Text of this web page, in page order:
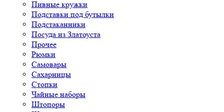
Пивные кружки
Подставки под бутылки
Подстаканники
Посуда из Златоуста
Прочее
Рюмки
Самовары
Сахарницы
Стопки
Чайные наборы
Штопоры